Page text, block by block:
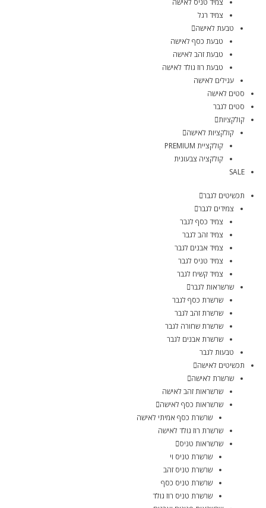
צמיד טניס לאישה
צמיד רגל
טבעת לאישה
טבעת כסף לאישה
טבעת זהב לאישה
טבעת רוז גולד לאישה
עגילים לאישה
סטים לאישה
סטים לגבר
קולקציות
קולקציות לאישה
קולקציית PREMIUM
קולקציה צבעונית
SALE
תכשיטים לגבר
צמידים לגבר
צמיד כסף לגבר
צמיד זהב לגבר
צמיד אבנים לגבר
צמיד טניס לגבר
צמיד קשיח לגבר
שרשראות לגבר
שרשרת כסף לגבר
שרשרת זהב לגבר
שרשרת שחורה לגבר
שרשרת אבנים לגבר
טבעות לגבר
תכשיטים לאישה
שרשרת לאישה
שרשראות זהב לאישה
שרשראות כסף לאישה
שרשרת כסף אמיתי לאישה
שרשרת רוז גולד לאישה
שרשראות טניס
שרשרת טניס וי
שרשרת טניס זהב
שרשרת טניס כסף
שרשרת טניס רוז גולד